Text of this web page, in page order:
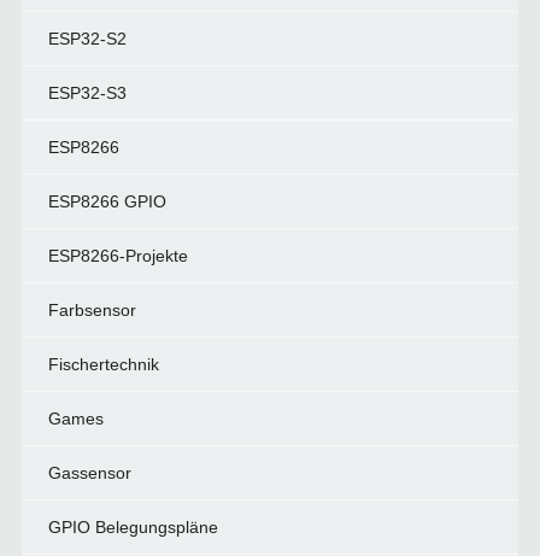
ESP32-S2
ESP32-S3
ESP8266
ESP8266 GPIO
ESP8266-Projekte
Farbsensor
Fischertechnik
Games
Gassensor
GPIO Belegungspläne